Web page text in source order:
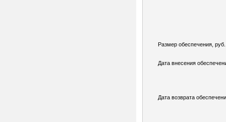
Размер обеспечения,
Дата внесения
Дата возврата